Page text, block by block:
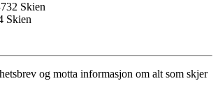
Skien
Skien
og motta informasjon om alt som skjer